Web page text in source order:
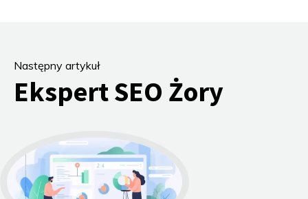
Następny artykuł
Ekspert SEO Żory